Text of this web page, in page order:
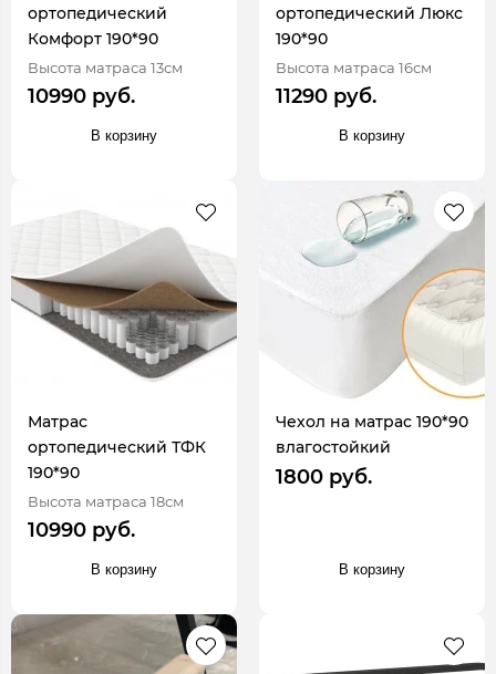
ортопедический
Комфорт 190*90
Высота матраса 13см
10990 руб.
В корзину
ортопедический Люкс
190*90
Высота матраса 16см
11290 руб.
В корзину
Матрас
ортопедический ТФК
190*90
Высота матраса 18см
10990 руб.
В корзину
Чехол на матрас 190*90
влагостойкий
1800 руб.
В корзину